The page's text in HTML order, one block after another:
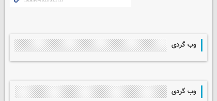
وب گردی
وب گردی